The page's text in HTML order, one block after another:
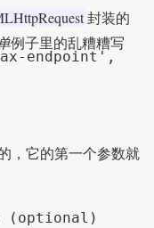
endpoint',
封装的
例子里的乱糟糟写
，它的第一个参数就